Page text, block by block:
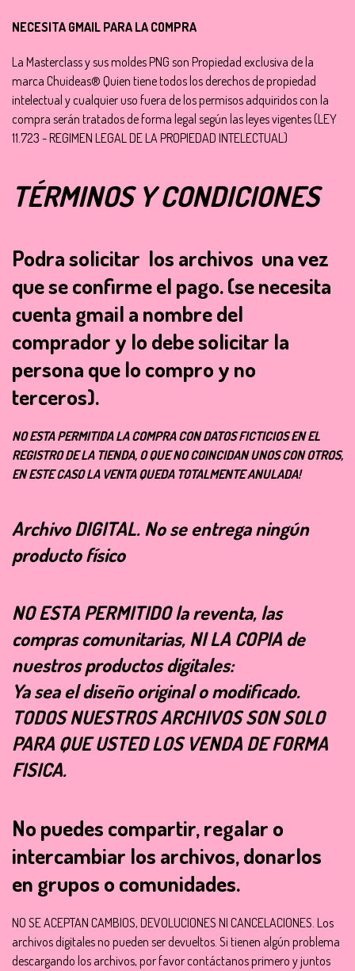
NECESITA GMAIL PARA LA COMPRA
La Masterclass y sus moldes PNG son Propiedad exclusiva de la
marca Chuideas® Quien tiene todos los derechos de propiedad
intelectual y cualquier uso fuera de los permisos adquiridos con la
compra serán tratados de forma legal según las leyes vigentes (LEY
11.723 - REGIMEN LEGAL DE LA PROPIEDAD INTELECTUAL)
TÉRMINOS Y CONDICIONES
Podra solicitar los archivos una vez
que se confirme el pago.(se necesita
cuenta gmail a nombre del
comprador y lo debe solicitar la
persona que lo compro y no
terceros).
NO ESTA PERMITIDA LA COMPRA CON DATOS FICTICIOS EN EL
REGISTRO DE LA TIENDA, O QUE NO COINCIDAN UNOS CON OTROS,
EN ESTE CASO LA VENTA QUEDA TOTALMENTE ANULADA!
ArchivoDIGITAL. No se entrega ningún
producto físico
NO ESTA PERMITIDO la reventa, las
compras comunitarias, NI LA COPIA de
nuestros productos digitales:
Ya sea el diseño original o modificado.
TODOS NUESTROS ARCHIVOS SON SOLO
PARA QUE USTED LOS VENDA DE FORMA
FISICA.
No puedes compartir, regalar o
intercambiar los archivos, donarlos
en grupos o comunidades.
NO SE ACEPTAN CAMBIOS, DEVOLUCIONES NI CANCELACIONES. Los
archivos digitales no pueden ser devueltos. Si tienen algún problema
descargando los archivos, por favor contáctanos primero y juntos